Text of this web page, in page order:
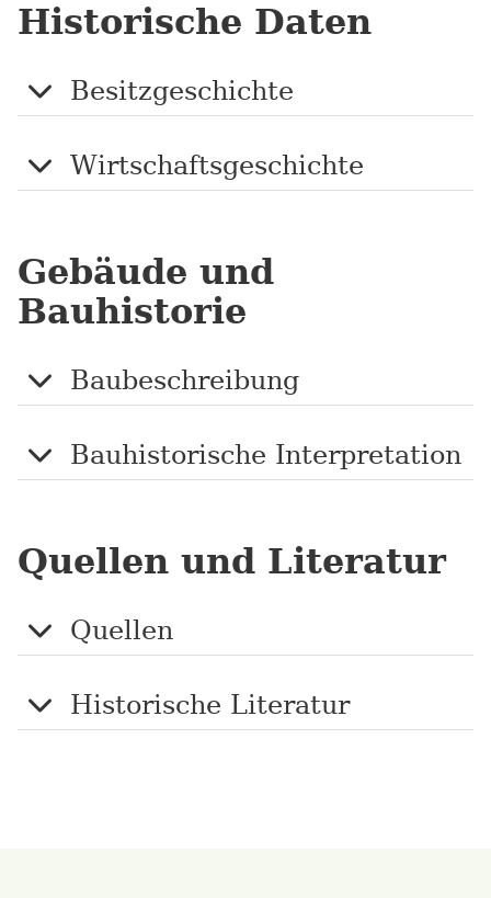
Historische Daten
Besitzgeschichte
Wirtschaftsgeschichte
Gebäude und
Bauhistorie
Baubeschreibung
Bauhistorische Interpretation
Quellen und Literatur
Quellen
Historische Literatur